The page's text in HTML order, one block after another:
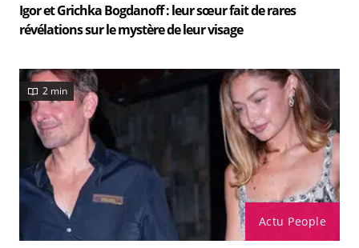
Igor et Grichka Bogdanoff : leur sœur fait de rares
révélations sur le mystère de leur visage
Actu People
2 min